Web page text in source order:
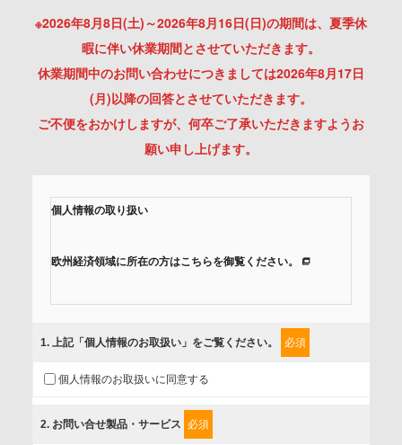
※2026年8月8日(土)～2026年8月16日(日)の期間は、夏季休
暇に伴い休業期間とさせていただきます。
休業期間中のお問い合わせにつきましては2026年8月17日
(月)以降の回答とさせていただきます。
ご不便をおかけしますが、何卒ご了承いただきますようお
願い申し上げます。
個人情報の取り扱い
欧州経済領域に所在の方はこちらを御覧ください。
組みを行っています。
に取扱い、これらで定める範囲内で、サービスの提供やご案
内等のために利用させていただいております。
情報を提供されるお客様（本人）に対して、情報の収集目
1. 上記「個人情報のお取扱い」をご覧ください。 必須
個人情報のお取扱いに同意する
2. お問い合せ製品・サービス 必須